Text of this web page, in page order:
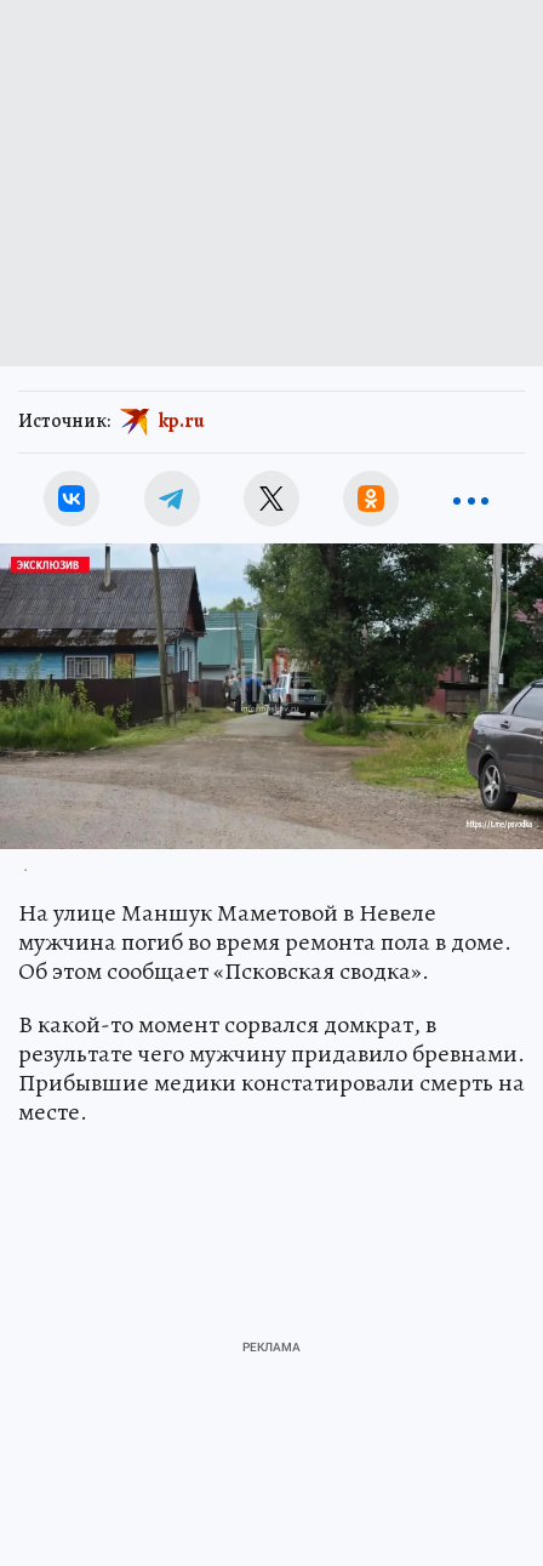
Источник: kp.ru
.
На улице Маншук Маметовой в Невеле
мужчина погиб во время ремонта пола в доме.
Об этом сообщает «Псковская сводка».
В какой-то момент сорвался домкрат, в
результате чего мужчину придавило бревнами.
Прибывшие медики констатировали смерть на
месте.